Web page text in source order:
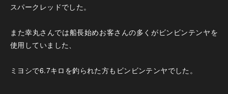
スパークレッドでした。
また幸丸さんでは船長始めお客さんの多くがビンビンテンヤを
使用していました、
ミヨシで6.7キロを釣られた方もビンビンテンヤでした。